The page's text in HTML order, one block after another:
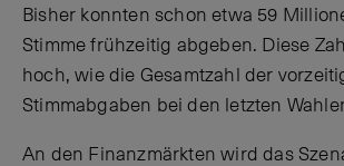
Bisher konnten schon etwa 59
Stimme frühzeitig abgeben. Diese
hoch, wie die Gesamtzahl der
Stimmabgaben bei den letzten
An den Finanzmärkten wird das